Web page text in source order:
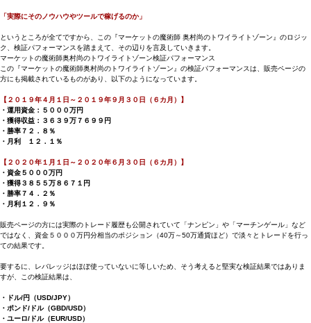
「実際にそのノウハウやツールで稼げるのか」
というところが全てですから、この『マーケットの魔術師 奥村尚のトワイライトゾーン』のロジッ
ク、検証パフォーマンスを踏まえて、その辺りを言及していきます。
マーケットの魔術師奥村尚のトワイライトゾーン検証パフォーマンス
この『マーケットの魔術師奥村尚のトワイライトゾーン』の検証パフォーマンスは、販売ページの
方にも掲載されているものがあり、以下のようになっています。
【２０１９年４月１日～２０１９年９月３０日（６カ月）】
・運用資金：５０００万円
・獲得収益：３６３９万７６９９円
・勝率７２．８％
・月利 １２．１％
【２０２０年１月１日～２０２０年６月３０日（６カ月）】
・資金５０００万円
・獲得３８５５万８６７１円
・勝率７４．２％
・月利１２．９％
販売ページの方には実際のトレード履歴も公開されていて「ナンピン」や「マーチンゲール」など
ではなく、資金５０００万円分相当のポジション（40万～50万通貨ほど）で淡々とトレードを行っ
ての結果です。
要するに、レバレッジはほぼ使っていないに等しいため、そう考えると堅実な検証結果ではありま
すが、この検証結果は、
・ドル/円（USD/JPY）
・ポンド/ドル（GBD/USD）
・ユーロ/ドル（EUR/USD）